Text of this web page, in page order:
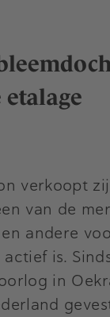
verkoopt
van de
andere
is.
in